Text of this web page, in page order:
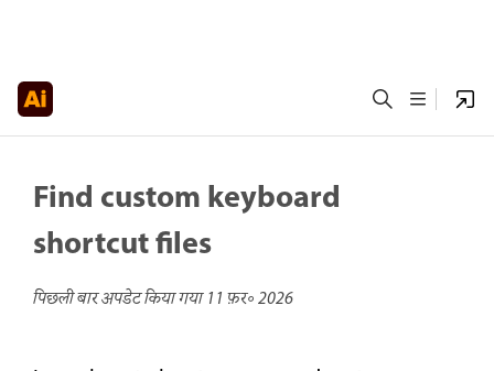
Find custom keyboard
shortcut files
पिछली बार अपडेट किया गया11 फ़र॰ 2026